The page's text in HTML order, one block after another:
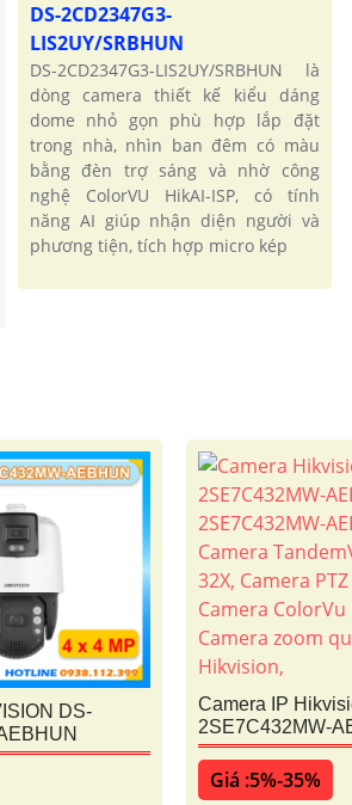
DS-2CD2347G3-
LIS2UY/SRBHUN
DS-2CD2347G3-LIS2UY/SRBHUN là
dòng camera thiết kế kiểu dáng
dome nhỏ gọn phù hợp lắp đặt
trong nhà, nhìn ban đêm có màu
bằng đèn trợ sáng và nhờ công
nghệ ColorVU HikAI-ISP, có tính
năng AI giúp nhận diện người và
phương tiện, tích hợp micro kép
DS-
Camera IP
2SE7C432MW-
Giá :5%-35%